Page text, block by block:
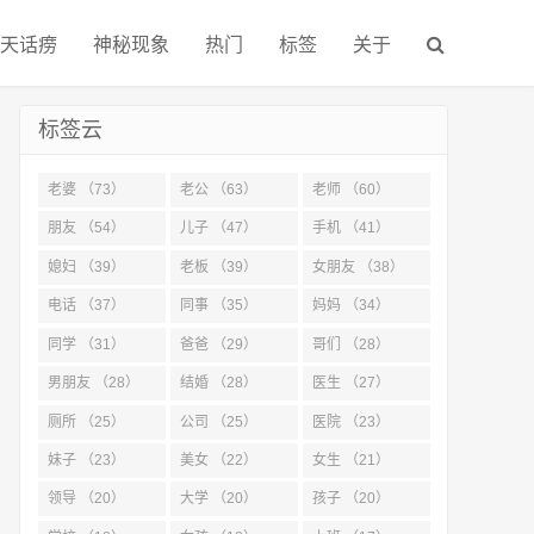
话痨 神秘现象 热门 标签 关于
标签云
老婆 （73） 老公 （63） 老师 （60）
朋友 （54） 儿子 （47） 手机 （41）
媳妇 （39） 老板 （39） 女朋友 （38）
电话 （37） 同事 （35） 妈妈 （34）
同学 （31） 爸爸 （29） 哥们 （28）
男朋友 （28） 结婚 （28） 医生 （27）
厕所 （25） 公司 （25） 医院 （23）
妹子 （23） 美女 （22） 女生 （21）
领导 （20） 大学 （20） 孩子 （20）